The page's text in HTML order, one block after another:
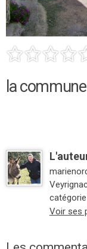
la commune
Voir ses